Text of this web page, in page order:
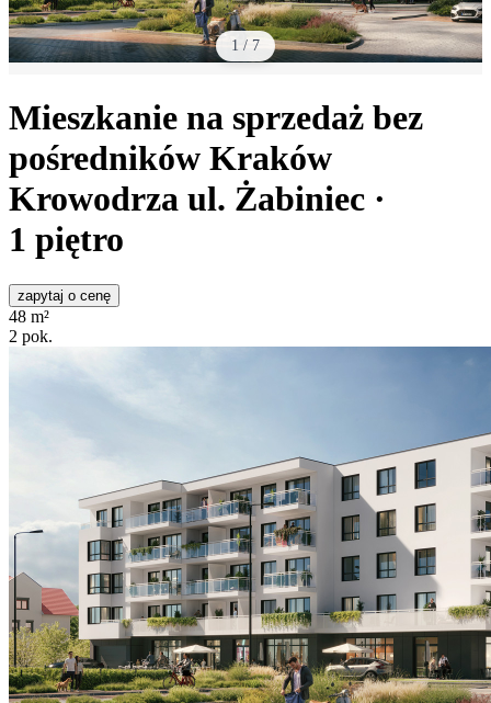
1 / 7
Mieszkanie na sprzedaż bez
pośredników Kraków
Krowodrza ul. Żabiniec ·
1 piętro
zapytaj o cenę
48 m²
2 pok.